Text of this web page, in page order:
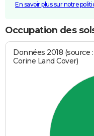
En savoir plus sur notre
Occupation des
Données 2018
Corine Land Cover)